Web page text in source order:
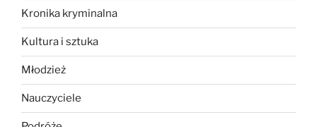
Kronika kryminalna
Kultura i sztuka
Młodzież
Nauczyciele